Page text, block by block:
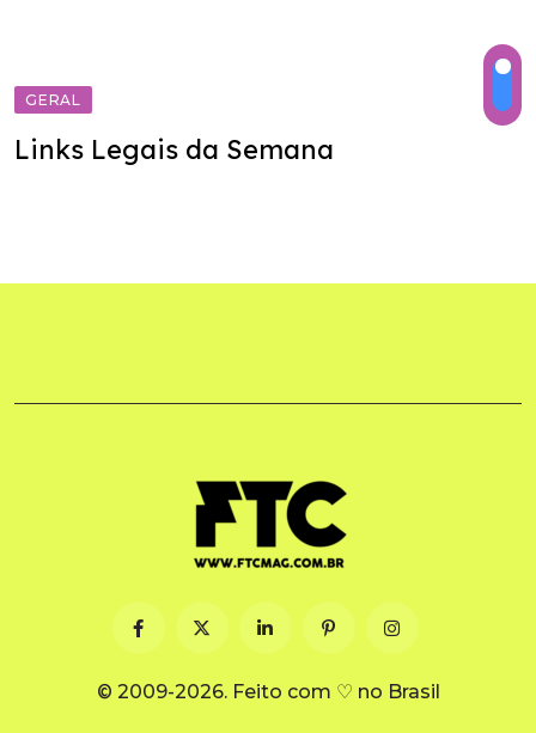
GERAL
Links Legais da Semana
© 2009-2026. Feito com ♡ no Brasil